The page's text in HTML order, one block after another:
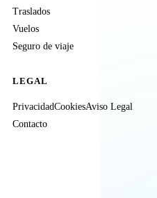
Traslados
Vuelos
Seguro de viaje
LEGAL
PrivacidadCookiesAviso Legal
Contacto